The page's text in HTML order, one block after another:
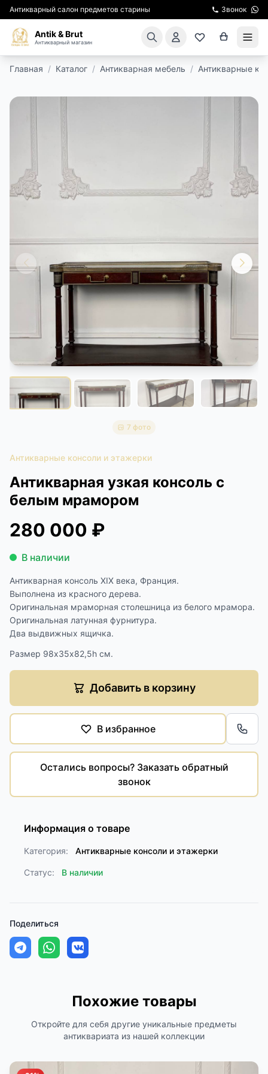
Антикварный салон предметов старины Звонок
Antik & Brut
Антикварный магазин
ПОДАРКИ
КИНОСЪЕМКА
ЭКСКУРСИИ
КОНТАКТЫ
ДОСТАВКА И ОПЛАТА
Главная / Каталог / Антикварная мебель / Антикварные
7 фото
Антикварные консоли и этажерки
Антикварная узкая консоль с
белым мрамором
280 000 ₽
В наличии
Антикварная консоль XIX века, Франция.
Выполнена из красного дерева.
Оригинальная мраморная столешница из белого мрамора.
Оригинальная латунная фурнитура.
Два выдвижных ящичка.
Размер 98х35х82,5h см.
Добавить в корзину
В избранное
Остались вопросы? Заказать обратный
звонок
Информация о товаре
Категория: Антикварные консоли и этажерки
Статус: В наличии
Поделиться
Похожие товары
Откройте для себя другие уникальные предметы
антиквариата из нашей коллекции